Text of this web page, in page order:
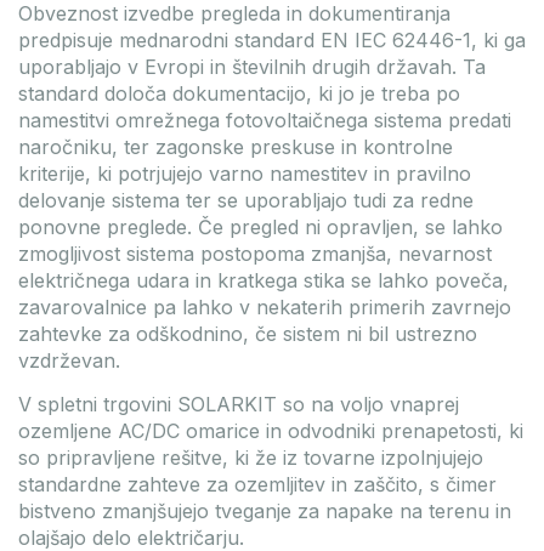
Obveznost izvedbe pregleda in dokumentiranja
predpisuje mednarodni standard EN IEC 62446-1, ki ga
uporabljajo v Evropi in številnih drugih državah. Ta
standard določa dokumentacijo, ki jo je treba po
namestitvi omrežnega fotovoltaičnega sistema predati
naročniku, ter zagonske preskuse in kontrolne
kriterije, ki potrjujejo varno namestitev in pravilno
delovanje sistema ter se uporabljajo tudi za redne
ponovne preglede. Če pregled ni opravljen, se lahko
zmogljivost sistema postopoma zmanjša, nevarnost
električnega udara in kratkega stika se lahko poveča,
zavarovalnice pa lahko v nekaterih primerih zavrnejo
zahtevke za odškodnino, če sistem ni bil ustrezno
vzdrževan.
V spletni trgovini SOLARKIT so na voljo vnaprej
ozemljene AC/DC omarice in odvodniki prenapetosti, ki
so pripravljene rešitve, ki že iz tovarne izpolnjujejo
standardne zahteve za ozemljitev in zaščito, s čimer
bistveno zmanjšujejo tveganje za napake na terenu in
olajšajo delo električarju.